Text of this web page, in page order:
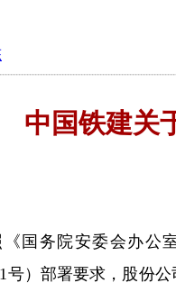
中国铁建关
务院安委会办公室
1号）部署要求，股份